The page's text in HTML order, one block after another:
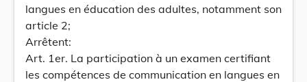
langues en éducation des adultes, notamment son
article 2;
Arrêtent:
Art. 1er. La participation à un examen certifiant
les compétences de communication en langues en